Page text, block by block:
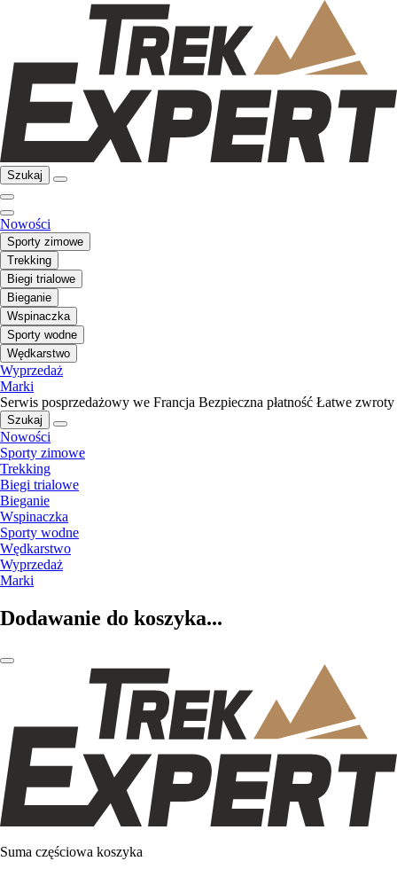
Szukaj
Nowości
Sporty zimowe
Trekking
Biegi trialowe
Bieganie
Wspinaczka
Sporty wodne
Wędkarstwo
Wyprzedaż
Marki
Serwis posprzedażowy we Francja Bezpieczna płatność Łatwe zwroty
Szukaj
Nowości
Sporty zimowe
Trekking
Biegi trialowe
Bieganie
Wspinaczka
Sporty wodne
Wędkarstwo
Wyprzedaż
Marki
Dodawanie do koszyka...
Suma częściowa koszyka